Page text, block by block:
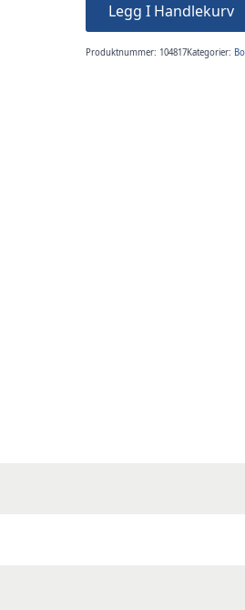
Legg I Handlekurv
Produktnummer: 104817Kategorier: